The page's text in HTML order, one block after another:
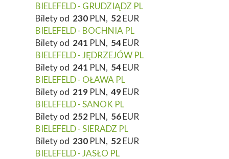
BIELEFELD - GRUDZIĄDZ PL
Bilety od 230 PLN, 52EUR
BIELEFELD - BOCHNIA PL
Bilety od 241 PLN, 54EUR
BIELEFELD - JĘDRZEJÓW PL
Bilety od 241 PLN, 54EUR
BIELEFELD - OŁAWA PL
Bilety od 219 PLN, 49EUR
BIELEFELD - SANOK PL
Bilety od 252 PLN, 56EUR
BIELEFELD - SIERADZ PL
Bilety od 230 PLN, 52EUR
BIELEFELD - JASŁO PL